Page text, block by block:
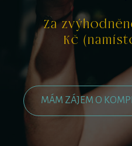
Za
Kč
MÁM ZÁJEM O